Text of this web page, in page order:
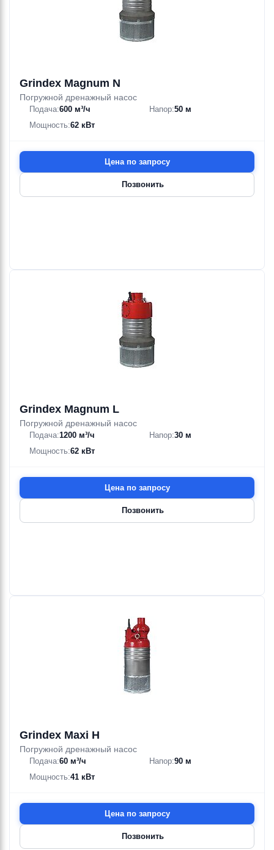
Grindex Magnum N
Погружной дренажный насос
Подача:600 м³/ч Напор:50 м
Мощность:62 кВт
Цена по запросу
Позвонить
Grindex Magnum L
Погружной дренажный насос
Подача:1200 м³/ч Напор:30 м
Мощность:62 кВт
Цена по запросу
Позвонить
Grindex Maxi H
Погружной дренажный насос
Подача:60 м³/ч Напор:90 м
Мощность:41 кВт
Цена по запросу
Позвонить